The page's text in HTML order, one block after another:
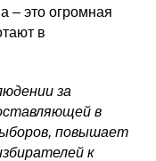
– это огромная
в
за
в
повышает
к